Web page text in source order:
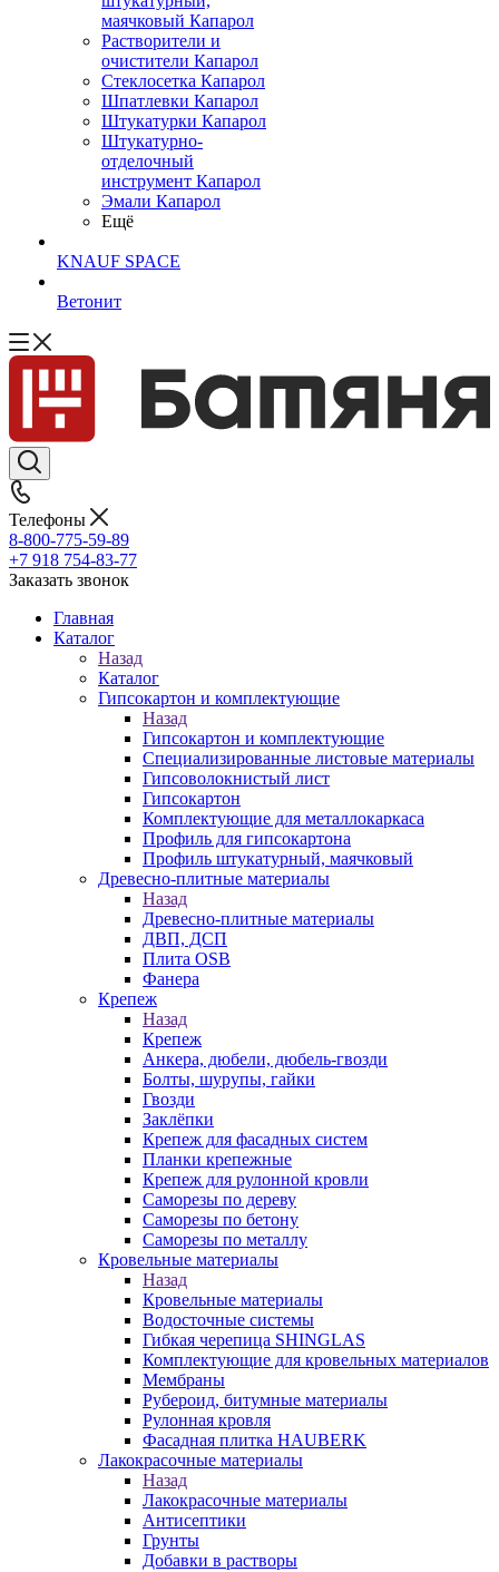
маячковый Капарол
Растворители и
очистители Капарол
Cтеклосетка Капарол
Шпатлевки Капарол
Штукатурки Капарол
Штукатурно-
отделочный
инструмент Капарол
Эмали Капарол
Ещё
KNAUF SPACE
Ветонит
Телефоны
8-800-775-59-89
+7 918 754-83-77
Заказать звонок
Главная
Каталог
Назад
Каталог
Гипсокартон и комплектующие
Назад
Гипсокартон и комплектующие
Специализированные листовые материалы
Гипсоволокнистый лист
Гипсокартон
Комплектующие для металлокаркаса
Профиль для гипсокартона
Профиль штукатурный, маячковый
Древесно-плитные материалы
Назад
Древесно-плитные материалы
ДВП, ДСП
Плита OSB
Фанера
Крепеж
Назад
Крепеж
Анкера, дюбели, дюбель-гвозди
Болты, шурупы, гайки
Гвозди
Заклёпки
Крепеж для фасадных систем
Планки крепежные
Крепеж для рулонной кровли
Саморезы по дереву
Саморезы по бетону
Саморезы по металлу
Кровельные материалы
Назад
Кровельные материалы
Водосточные системы
Гибкая черепица SHINGLAS
Комплектующие для кровельных материалов
Мембраны
Рубероид, битумные материалы
Рулонная кровля
Фасадная плитка HAUBERK
Лакокрасочные материалы
Назад
Лакокрасочные материалы
Антисептики
Грунты
Добавки в растворы